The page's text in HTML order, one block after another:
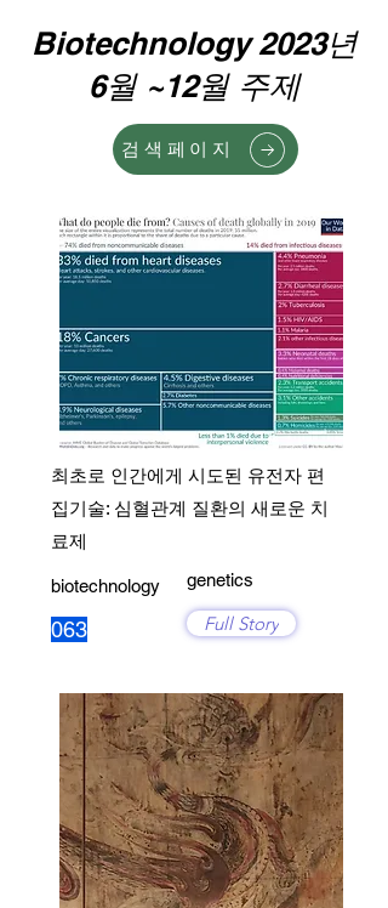
Biotechnology 2023년
6월 ~12월 주제
검색페이지
최초로 인간에게 시도된 유전자 편
집기술: 심혈관계 질환의 새로운 치
료제
biotechnology
063
genetics
Full Story